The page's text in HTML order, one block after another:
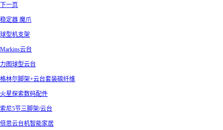
下一页
稳定器 魔爪
球型机支架
Markins云台
力图球型云台
格林尔脚架+云台套装碳纤维
火星探索数码配件
索尼5节三脚架/云台
倍思云台机智能家居